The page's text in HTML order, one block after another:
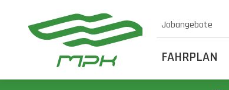
Jobangebote
FAHRPLAN